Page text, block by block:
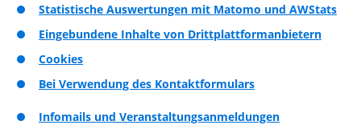
Statistische Auswertungen mit Matomo und AWStats
Eingebundene Inhalte von Drittplattformanbietern
Cookies
Bei Verwendung des Kontaktformulars
Infomails und Veranstaltungsanmeldungen